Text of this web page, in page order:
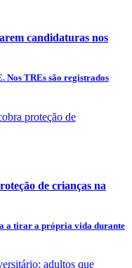
candidaturas nos
Nos TREs são registrados
de crianças na
a tirar a própria vida durante